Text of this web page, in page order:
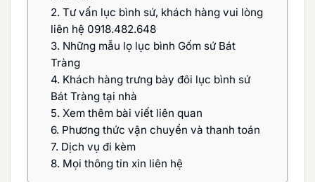
2. Tư vấn lục bình sứ, khách hàng vui lòng
liên hệ 0918.482.648
3. Những mẫu lọ lục bình Gốm sứ Bát
Tràng
4. Khách hàng trưng bày đôi lục bình sứ
Bát Tràng tại nhà
5. Xem thêm bài viết liên quan
6. Phương thức vận chuyển và thanh toán
7. Dịch vụ đi kèm
8. Mọi thông tin xin liên hệ